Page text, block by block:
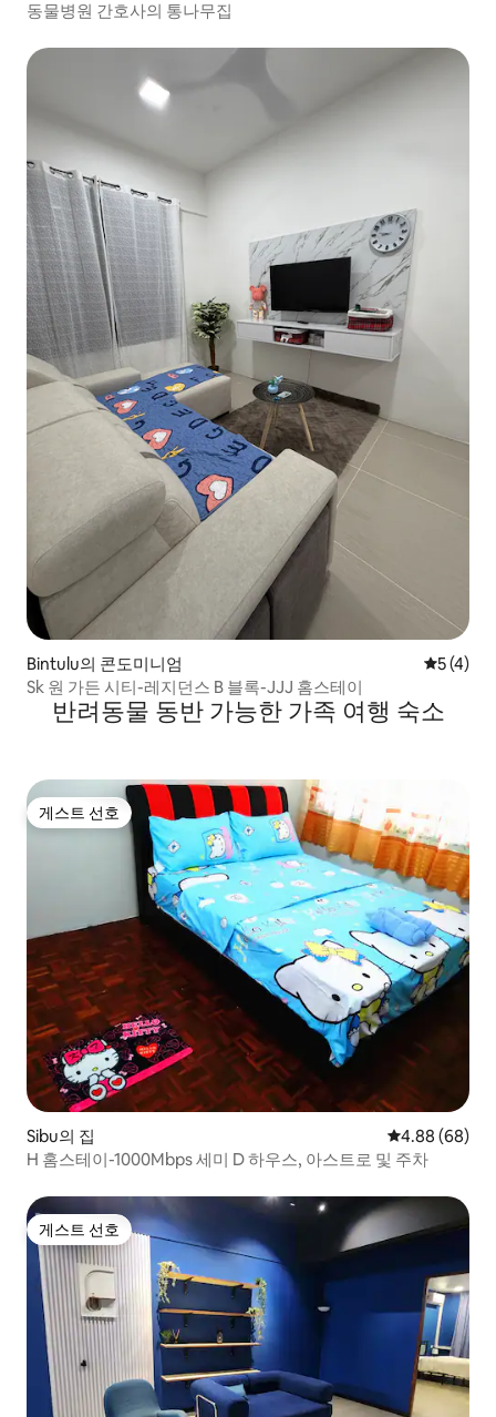
동물병원 간호사의 통나무집
Bintulu의 콘도미니엄 평점 5점
5 (4)
Sk 원 가든 시티-레지던스 B 블록-JJJ 홈스테이
반려동물 동반 가능한 가족 여행 숙소
게스트 선호
게스트 선호
Sibu의 집 평점 4.88점(5
4.88 (68)
H 홈스테이-1000Mbps 세미 D 하우스, 아스트로 및 주차
게스트 선호
게스트 선호